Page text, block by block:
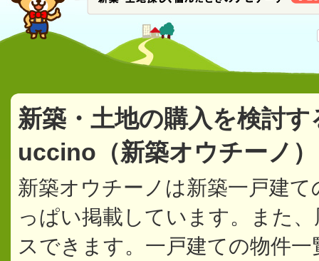
新築・土地の購入を検討
uccino（新築オウチーノ
新築オウチーノは新築一戸建
っぱい掲載しています。また
スできます。一戸建ての物件